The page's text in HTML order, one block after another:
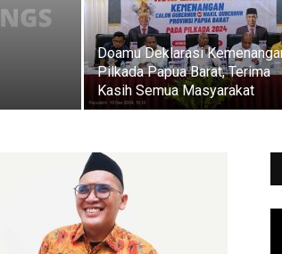
Doamu Deklarasi
Pilkada Papua Barat, Terima
Kasih Semua Masyarakat